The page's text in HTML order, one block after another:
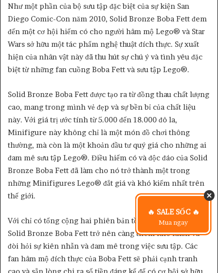
Như một phần của bộ sưu tập đặc biệt của sự kiện San
Diego Comic-Con năm 2010, Solid Bronze Boba Fett đem
đến một cơ hội hiếm có cho người hâm mộ Lego® và Star
Wars sở hữu một tác phẩm nghệ thuật đích thực. Sự xuất
hiện của nhân vật này đã thu hút sự chú ý và tình yêu đặc
biệt từ những fan cuồng Boba Fett và sưu tập Lego®.
Solid Bronze Boba Fett được tạo ra từ đồng thau chất lượng
cao, mang trong mình vẻ đẹp và sự bền bỉ của chất liệu
này. Với giá trị ước tính từ 5.000 đến 18.000 đô la,
Minifigure này không chỉ là một món đồ chơi thông
thường, mà còn là một khoản đầu tư quý giá cho những ai
đam mê sưu tập Lego®. Điều hiếm có và độc đáo của Solid
Bronze Boba Fett đã làm cho nó trở thành một trong
những Minifigures Lego® đắt giá và khó kiếm nhất trên
thế giới.
Với chỉ có tổng cộng hai phiên bản tồn tại, việc sở hữu
Solid Bronze Boba Fett trở nên càng thêm khó khăn và
đòi hỏi sự kiên nhẫn và đam mê trong việc sưu tập. Các
fan hâm mộ đích thực của Boba Fett sẽ phải cạnh tranh
🔥 SALE SỐC 🔥
Mua ngay